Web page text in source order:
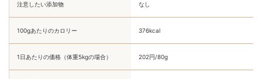
注意したい添加物 なし
100gあたりのカロリー 376kcal
1日あたりの価格（体重5kgの場合） 202円/80g